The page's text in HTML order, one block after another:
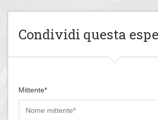
Condividi questa
Mittente*